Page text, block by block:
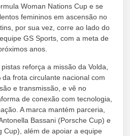
Woman Nations Cup e se
femininos em ascensão no
por sua vez, corre ao lado do
GS Sports, com a meta de
anos.
reforça a missão da Volda,
frota circulante nacional com
e transmissão, e vê no
de conexão com tecnologia,
A marca mantém parceria,
Bassani (Porsche Cup) e
Cup), além de apoiar a equipe